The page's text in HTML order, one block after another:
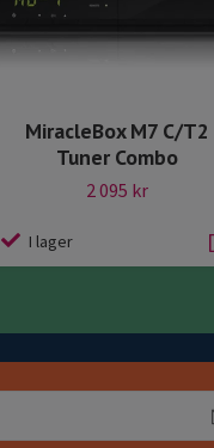
MiracleBox M7 C/T2
Tuner Combo
2 095 kr
I lager